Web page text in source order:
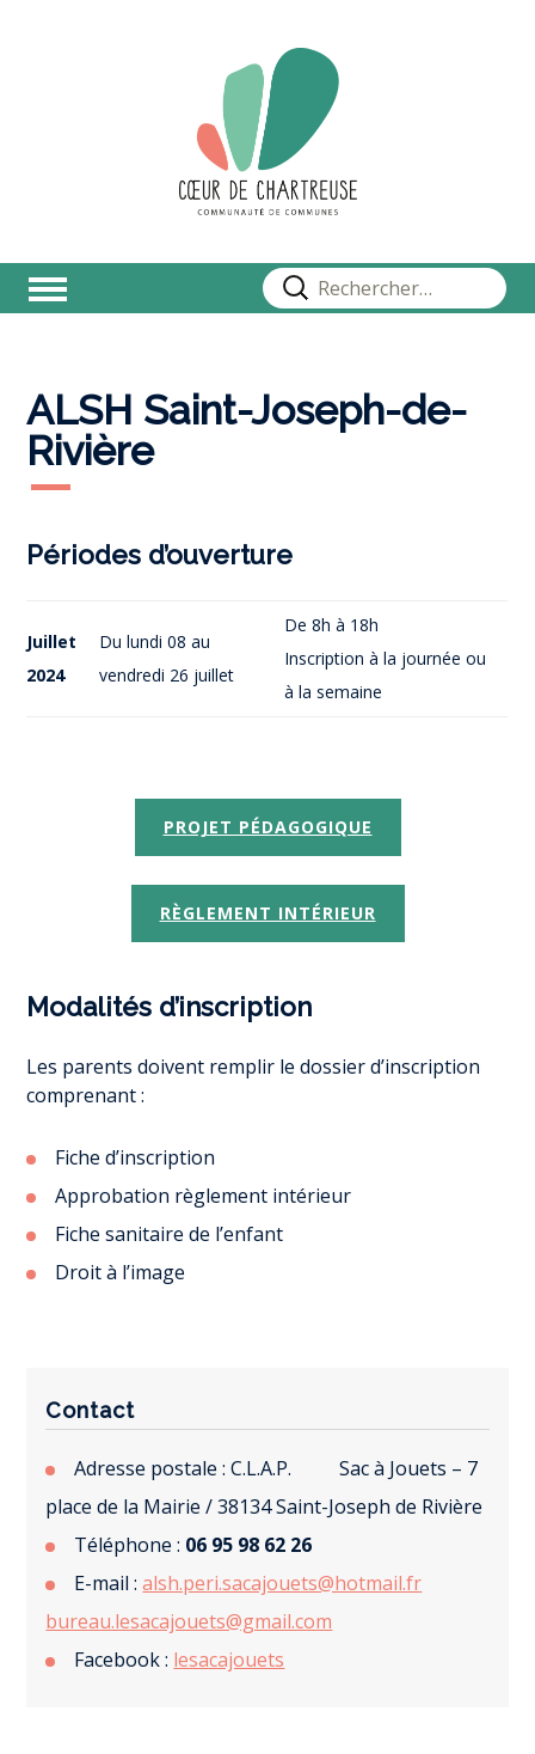
Rechercher :
ALSH Saint-Joseph-de-
Rivière
Périodes d’ouverture
Juillet
2024
Du lundi 08 au
vendredi 26 juillet
De 8h à 18h
Inscription à la journée ou
à la semaine
PROJET PÉDAGOGIQUE
RÈGLEMENT INTÉRIEUR
Modalités d’inscription
Les parents doivent remplir le dossier d’inscription
comprenant :
Fiche d’inscription
Approbation règlement intérieur
Fiche sanitaire de l’enfant
Droit à l’image
Contact
Adresse postale : C.L.A.P. Sac à Jouets – 7
place de la Mairie / 38134 Saint-Joseph de Rivière
Téléphone : 06 95 98 62 26
E-mail :alsh.peri.sacajouets@hotmail.fr
bureau.lesacajouets@gmail.com
Facebook : lesacajouets